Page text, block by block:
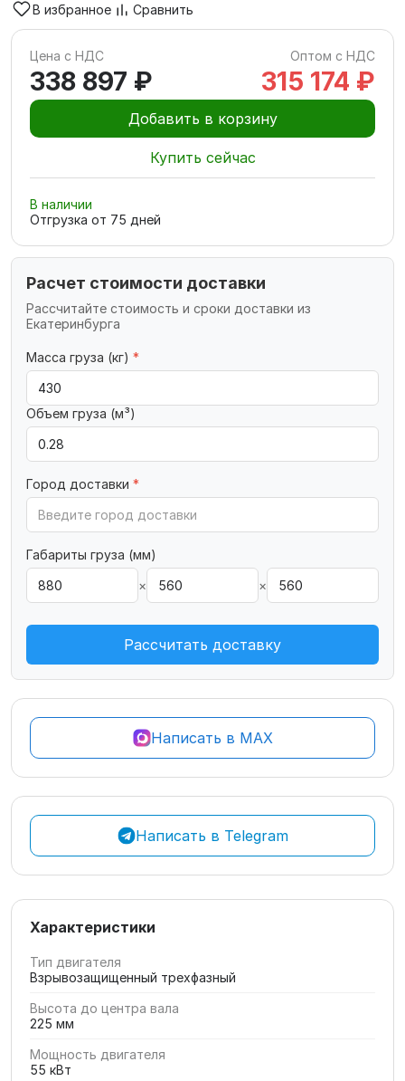
В избранное Сравнить
Цена с НДС Оптом с НДС
338 897 ₽ 315 174 ₽
Добавить в корзину
Купить сейчас
В наличии
Отгрузка от 75 дней
Расчет стоимости доставки
Рассчитайте стоимость и сроки доставки из
Екатеринбурга
Масса груза (кг) *
Объем груза (м³)
Город доставки *
Габариты груза (мм)
×
×
Рассчитать доставку
Написать в MAX
Написать в Telegram
Характеристики
Тип двигателя
Взрывозащищенный трехфазный
Высота до центра вала
225 мм
Мощность двигателя
55 кВт